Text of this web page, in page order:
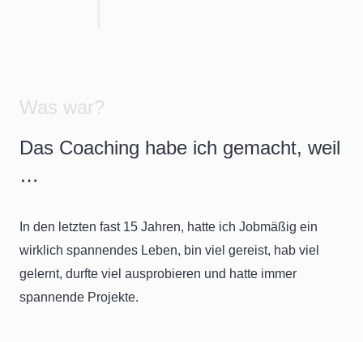
Was war?
Das Coaching habe ich gemacht, weil
…
In den letzten fast 15 Jahren, hatte ich Jobmäßig ein
wirklich spannendes Leben, bin viel gereist, hab viel
gelernt, durfte viel ausprobieren und hatte immer
spannende Projekte.